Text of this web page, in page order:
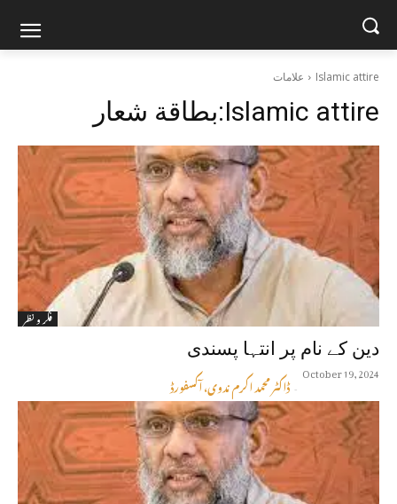
علامات Islamic attire
بطاقة شعار:Islamic attire
فکر و نظر
دين كے نام پر انتہا پسندى
ڈاکٹر محمد اکرم ندوی، آکسفورڈ -
October 19, 2024